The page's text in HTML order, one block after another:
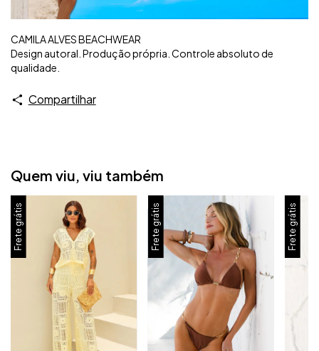
CAMILA ALVES BEACHWEAR
Design autoral. Produção própria. Controle absoluto de
qualidade.
Compartilhar
Quem viu, viu também
Frete grátis Frete grátis Frete grátis